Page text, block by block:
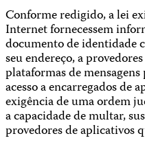
Conforme redigido, a lei
Internet fornecessem
documento de identidade
seu endereço, a
plataformas de
acesso a encarregados de
exigência de uma ordem
a capacidade de multar,
provedores de aplicativos